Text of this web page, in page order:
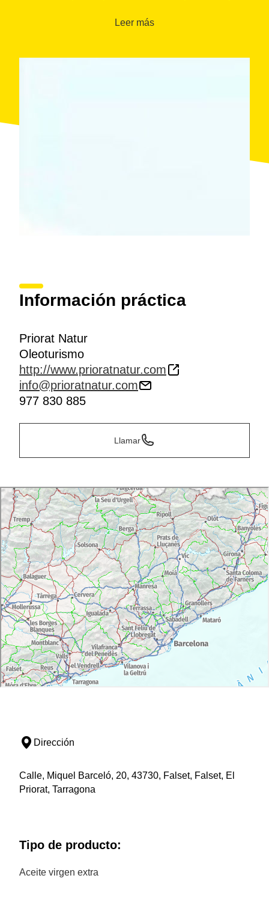
y vinos, visita a la finca de olivos y al viñedo, así como
Leer más
Información práctica
Priorat Natur
Oleoturismo
http://www.prioratnatur.com
info@prioratnatur.com
977 830 885
Llamar
Dirección
Calle, Miquel Barceló, 20, 43730, Falset, Falset, El
Priorat, Tarragona
Tipo de producto:
Aceite virgen extra